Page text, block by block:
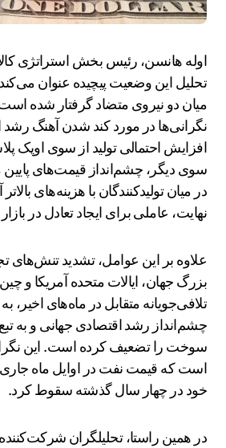
اوله هانسن، رئیس بخش استراتژی
تحلیل این وضعیت پیچیده عنوان
میان دو نیروی متضاد گرفتار شده
نگرانی‌ها در مورد کند شدن آهنگ رشد
افزایش احتمالی تولید از سوی اوپک
سوی دیگر، چشم‌انداز قیمت‌های پایین
در میان تولیدکنندگان با هزینه‌های
نهایت، عاملی برای ایجاد تعادل در
علاوه بر این عوامل، تشدید تنش‌های
بزرگ جهان، ایالات متحده آمریکا و
تلافی‌جویانه متقابل در ماه‌های اخیر،
چشم‌انداز رشد اقتصادی جهانی و به
سوخت را تضعیف کرده است. این
است که قیمت نفت در اوایل ماه
خود در چهار سال گذشته سقوط کرد.
در همین راستا، تحلیلگران